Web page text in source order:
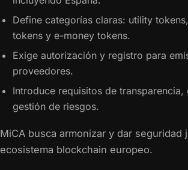
Define categorías claras: utility
tokens y e-money tokens.
Exige autorización y registro para
proveedores.
Introduce requisitos de
gestión de riesgos.
MiCA busca armonizar y dar seguridad
ecosistema blockchain europeo.